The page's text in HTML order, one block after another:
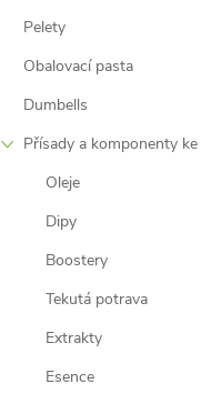
Pelety
Obalovací pasta
Dumbells
Přísady a komponenty
Oleje
Dipy
Boostery
Tekutá potrava
Extrakty
Esence